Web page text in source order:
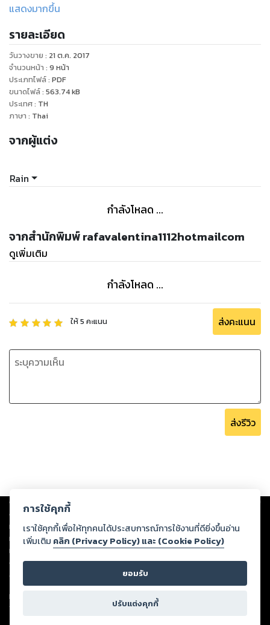
สามารถหาได้ในพระเจ้า องค์พระเยซูคริสต์ของเรา
แสดงมากขึ้น
รายละเอียด
วันวางขาย : 21 ต.ค. 2017
จำนวนหน้า : 9 หน้า
ประเภทไฟล์: PDF
ขนาดไฟล์: 563.74kB
ประเทศ: TH
ภาษา : Thai
จากผู้แต่ง
Rain
กำลังโหลด ...
จากสำนักพิมพ์ rafavalentina1112hotmailcom
ดูเพิ่มเติม
กำลังโหลด ...
ให้5 คะแนน ส่งคะแนน
ส่งรีวิว
Copyright © 2026
ต่อผลงานหรือเนื้อหาใดที่อัปโหลดผ่านเว็บไซต์และปรากฏว่าละเมิดสิทธิใน
ทรัพย์สินทางปัญญาของบุคคลอื่นหรือขัดต่อกฎหมายและศีลธรรม ดังนั้น ผู้อ่าน
ทุกท่านโปรดใช้วิจารณญาณในการกลั่นกรองด้วยตนเอง และหากท่านพบว่าส่วน
หนึ่งส่วนใดขัดต่อกฎหมายและศีลธรรม กรุณาแจ้งมายังบริษัท เพื่อทีมงานจะได้
ดำเนินการในทันที ทั้งนี้ ทางสตอรี่ล็อกขอสงวนลิขสิทธิ์ตามพระราชบัญญัติ
ลิขสิทธิ์ พ.ศ. 2537 (ฉบับล่าสุด)
For support: member@ookbee.com
Version
การใช้คุกกี้
เราใช้คุกกี้เพื่อให้ทุกคนได้ประสบการณ์การใช้งานที่ดียิ่งขึ้นอ่าน
เพิ่มเติม คลิก (Privacy Policy) และ (Cookie Policy)
ยอมรับ
ปรับแต่งคุกกี้